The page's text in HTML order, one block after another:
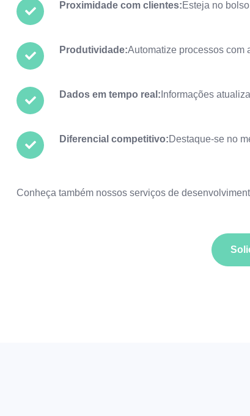
Proximidade com clientes:Esteja no
Produtividade:Automatize processos com
Dados em tempo real: Informações
Diferencial competitivo:Destaque-se no
Conheça também nossos serviços de